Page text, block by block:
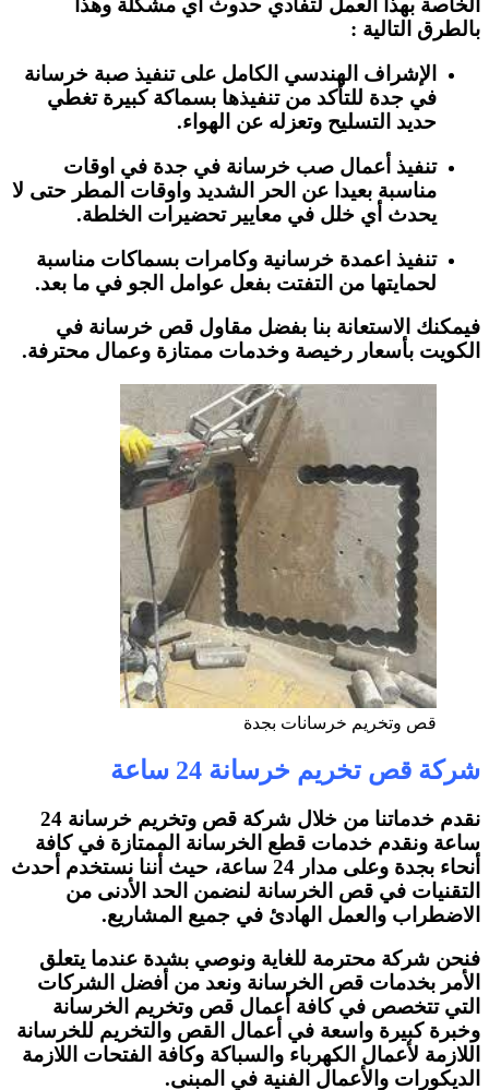
الخاصة بهذا العمل لتفادي حدوث أي مشكلة وهذا
بالطرق التالية :
الإشراف الهندسي الكامل على تنفيذ صبة خرسانة
في جدة للتأكد من تنفيذها بسماكة كبيرة تغطي
حديد التسليح وتعزله عن الهواء.
تنفيذ أعمال صب خرسانة في جدة في اوقات
مناسبة بعيدا عن الحر الشديد واوقات المطر حتى لا
يحدث أي خلل في معايير تحضيرات الخلطة.
تنفيذ اعمدة خرسانية وكامرات بسماكات مناسبة
لحمايتها من التفتت بفعل عوامل الجو في ما بعد.
فيمكنك الاستعانة بنا بفضل مقاول قص خرسانة في
الكويت بأسعار رخيصة وخدمات ممتازة وعمال محترفة.
قص وتخريم خرسانات بجدة
شركة قص تخريم خرسانة 24 ساعة
نقدم خدماتنا من خلال شركة قص وتخريم خرسانة 24
ساعة ونقدم خدمات قطع الخرسانة الممتازة في كافة
أنحاء بجدة وعلى مدار 24 ساعة، حيث أننا نستخدم أحدث
التقنيات في قص الخرسانة لنضمن الحد الأدنى من
الاضطراب والعمل الهادئ في جميع المشاريع.
فنحن شركة محترمة للغاية ونوصي بشدة عندما يتعلق
الأمر بخدمات قص الخرسانة ونعد من أفضل الشركات
التي تتخصص في كافة أعمال قص وتخريم الخرسانة
وخبرة كبيرة واسعة في أعمال القص والتخريم للخرسانة
اللازمة لأعمال الكهرباء والسباكة وكافة الفتحات اللازمة
الديكورات والأعمال الفنية في المبنى.